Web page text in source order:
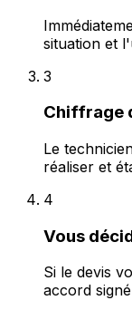
situation et
3
Chiffrage
Le
réaliser et
4
Vous
Si le devis
accord